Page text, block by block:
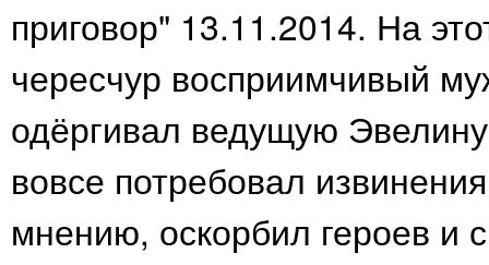
приговор" 13.11.2014. На
чересчур восприимчивый
одёргивал ведущую
вовсе потребовал
мнению, оскорбил героев и